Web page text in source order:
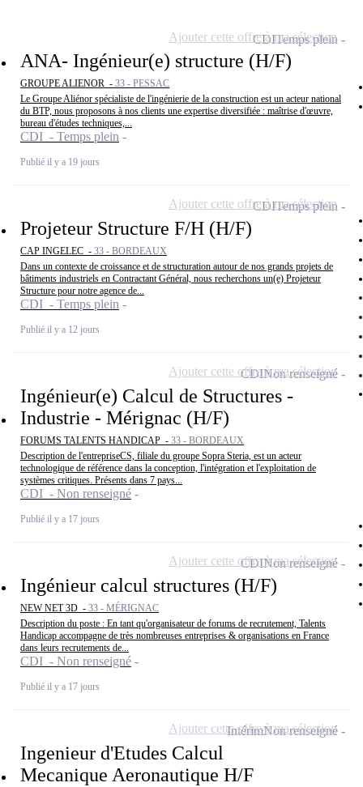
ANA- Ingénieur(e) structure (H/F)
GROUPE ALIENOR - 33 - PESSAC
Le Groupe Aliénor spécialiste de l'ingénierie de la construction est un acteur national
du BTP, nous proposons à nos clients une expertise diversifiée : maîtrise d'œuvre,
bureau d'études techniques,...
CDI - Temps plein
Publié il y a 19 jours
CDITemps plein
Ajouter cette offre à ma sélection
Projeteur Structure F/H (H/F)
CAP INGELEC - 33 - BORDEAUX
Dans un contexte de croissance et de structuration autour de nos grands projets de
bâtiments industriels en Contractant Général, nous recherchons un(e) Projeteur
Structure pour notre agence de...
CDI - Temps plein
Publié il y a 12 jours
CDITemps plein
Ajouter cette offre à ma sélection
Ingénieur(e) Calcul de Structures -
Industrie - Mérignac (H/F)
FORUMS TALENTS HANDICAP - 33 - BORDEAUX
Description de l'entrepriseCS, filiale du groupe Sopra Steria, est un acteur
technologique de référence dans la conception, l'intégration et l'exploitation de
systèmes critiques. Présents dans 7 pays...
CDI - Non renseigné
Publié il y a 17 jours
CDINon renseigné
Ajouter cette offre à ma sélection
Ingénieur calcul structures (H/F)
NEW NET 3D - 33 - MÉRIGNAC
Description du poste : En tant qu'organisateur de forums de recrutement, Talents
Handicap accompagne de très nombreuses entreprises & organisations en France
dans leurs recrutements de...
CDI - Non renseigné
Publié il y a 17 jours
CDINon renseigné
Ajouter cette offre à ma sélection
Ingenieur d'Etudes Calcul
Mecanique Aeronautique H/F
IntérimNon renseigné
Ajouter cette offre à ma sélection